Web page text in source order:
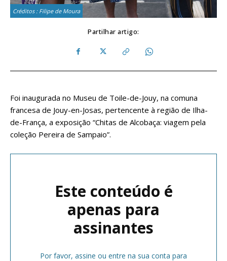
Créditos : Filipe de Moura
Partilhar artigo:
Foi inaugurada no Museu de Toile-de-Jouy, na comuna
francesa de Jouy-en-Josas, pertencente à região de Ilha-
de-França, a exposição “Chitas de Alcobaça: viagem pela
coleção Pereira de Sampaio”.
Este conteúdo é
apenas para
assinantes
Por favor, assine ou entre na sua conta para